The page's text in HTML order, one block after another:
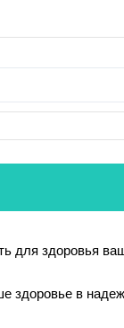
для здоровья
здоровье в